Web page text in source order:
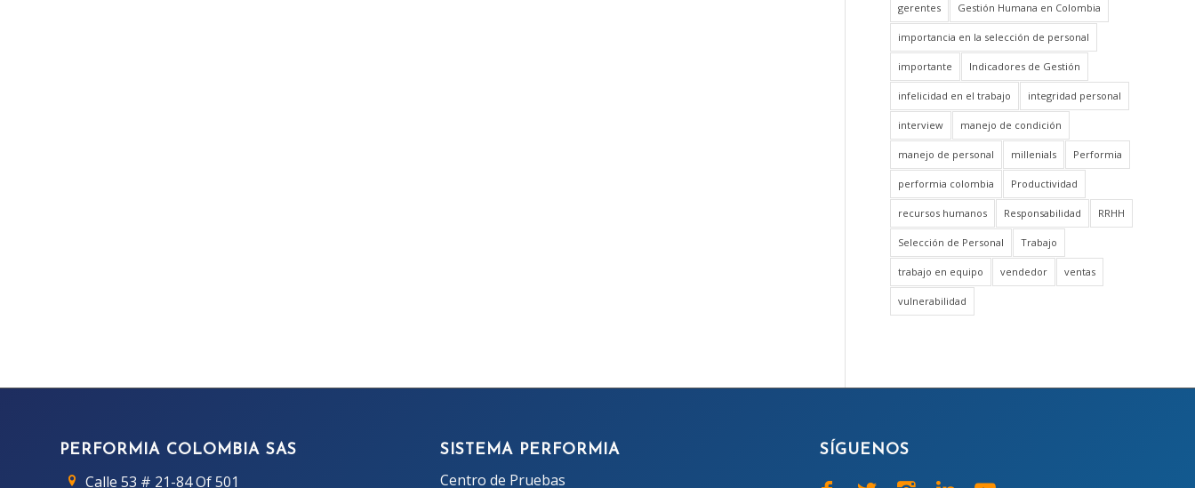
gerentes Gestión Humana en Colombia
importancia en la selección de personal
importante Indicadores de Gestión
infelicidad en el trabajo integridad personal
interview manejo de condición
manejo de personal millenials Performia
performia colombia Productividad
recursos humanos Responsabilidad RRHH
Selección de Personal Trabajo
trabajo en equipo vendedor ventas
vulnerabilidad
PERFORMIA COLOMBIA SAS
Calle 53 # 21-84 Of 501
SISTEMA PERFORMIA
Centro de Pruebas
SÍGUENOS